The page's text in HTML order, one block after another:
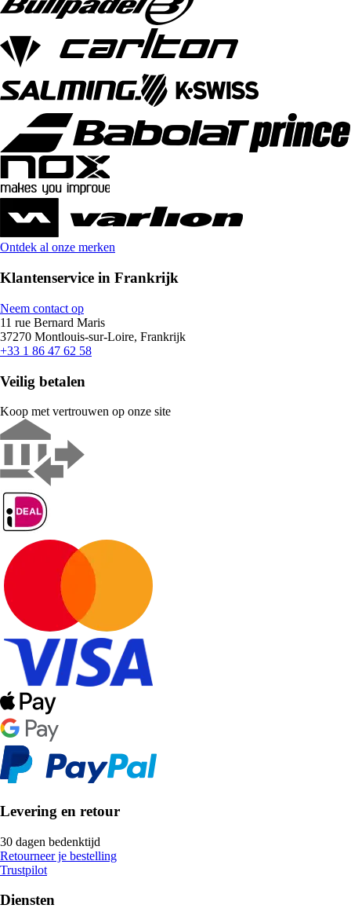
Ontdek al onze merken
Klantenservice in Frankrijk
Neem contact op
11 rue Bernard Maris
37270 Montlouis-sur-Loire, Frankrijk
+33 1 86 47 62 58
Veilig betalen
Koop met vertrouwen op onze site
Levering en retour
30 dagen bedenktijd
Retourneer je bestelling
Trustpilot
Diensten